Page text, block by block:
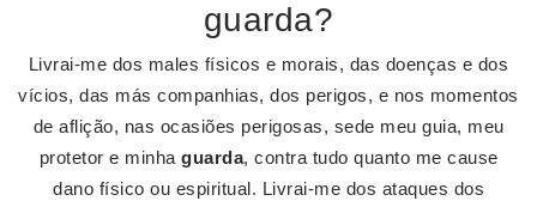
guarda?
Livrai-me dos males físicos e morais, das doenças e dos
vícios, das más companhias, dos perigos, e nos momentos
de aflição, nas ocasiões perigosas, sede meu guia, meu
protetor e minha guarda, contra tudo quanto me cause
dano físico ou espiritual. Livrai-me dos ataques dos